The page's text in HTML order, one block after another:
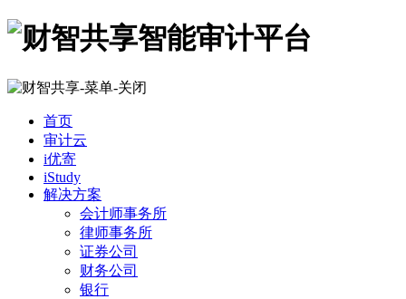
首页
审计云
i优寄
iStudy
解决方案
会计师事务所
律师事务所
证券公司
财务公司
银行